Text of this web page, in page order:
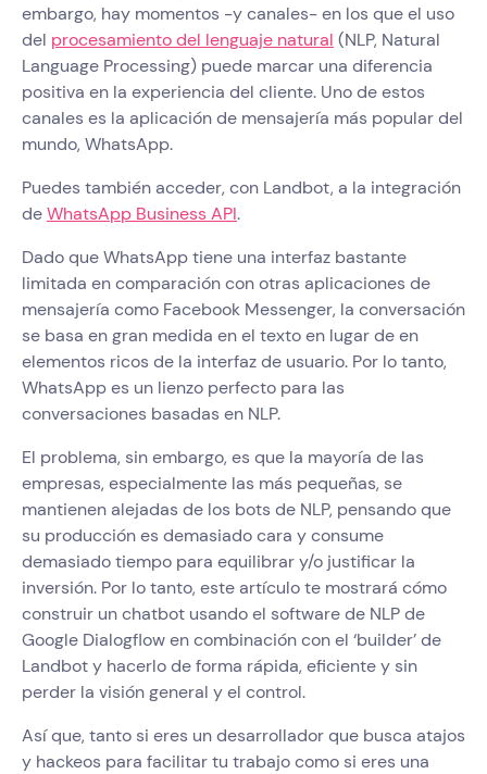
embargo, hay momentos -y canales- en los que el uso
del procesamiento del lenguaje natural (NLP, Natural
Language Processing) puede marcar una diferencia
positiva en la experiencia del cliente. Uno de estos
canales es la aplicación de mensajería más popular del
mundo, WhatsApp.
Puedes también acceder, con Landbot, a la integración
deWhatsApp Business API.
Dado que WhatsApp tiene una interfaz bastante
limitada en comparación con otras aplicaciones de
mensajería como Facebook Messenger, la conversación
se basa en gran medida en el texto en lugar de en
elementos ricos de la interfaz de usuario. Por lo tanto,
WhatsApp es un lienzo perfecto para las
conversaciones basadas en NLP.
El problema, sin embargo, es que la mayoría de las
empresas, especialmente las más pequeñas, se
mantienen alejadas de los bots de NLP, pensando que
su producción es demasiado cara y consume
demasiado tiempo para equilibrar y/o justificar la
inversión. Por lo tanto, este artículo te mostrará cómo
construir un chatbot usando el software de NLP de
Google Dialogflow en combinación con el ‘builder’ de
Landbot y hacerlo de forma rápida, eficiente y sin
perder la visión general y el control.
Así que, tanto si eres un desarrollador que busca atajos
y hackeos para facilitar tu trabajo como si eres una